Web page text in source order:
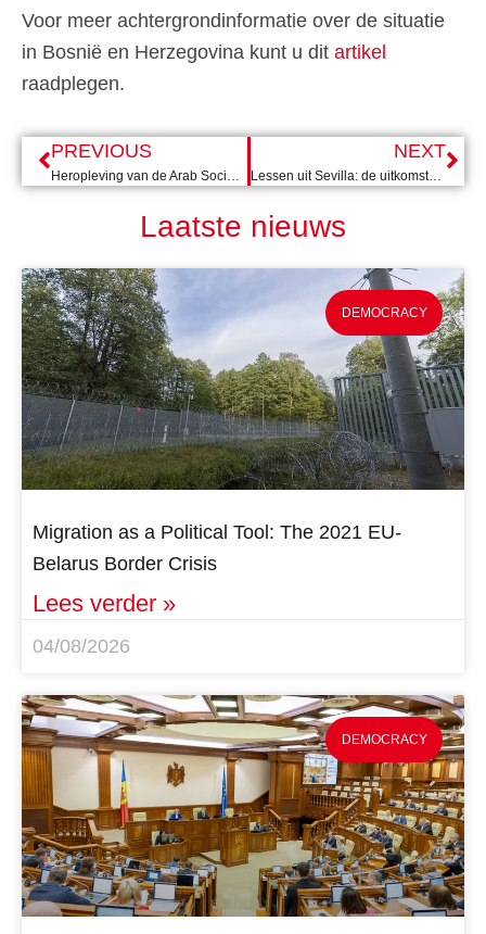
Voor meer achtergrondinformatie over de situatie
in Bosnië en Herzegovina kunt u dit artikel
raadplegen.
PREVIOUS
Heropleving van de Arab Social Democratic Women’s Union in Sulaymaniyah
NEXT
Lessen uit Sevilla: de uitkomsten van de FfD4 top
Laatste nieuws
DEMOCRACY
Migration as a Political Tool: The 2021 EU-
Belarus Border Crisis
Lees verder »
04/08/2026
DEMOCRACY